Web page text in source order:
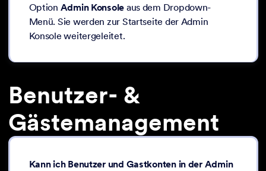
Option Admin Konsole aus dem Dropdown-
Menü. Sie werden zur Startseite der Admin
Konsole weitergeleitet.
Benutzer- &
Gästemanagement
Kann ich Benutzer und Gastkonten in der Admin